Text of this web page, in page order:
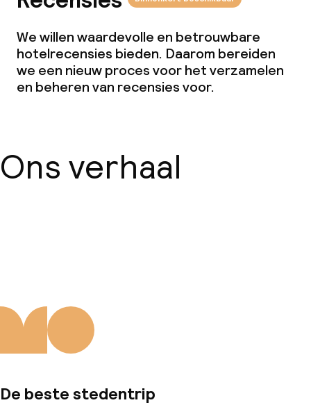
We willen waardevolle en betrouwbare
hotelrecensies bieden. Daarom bereiden
we een nieuw proces voor het verzamelen
en beheren van recensies voor.
Ons verhaal
De beste stedentrip